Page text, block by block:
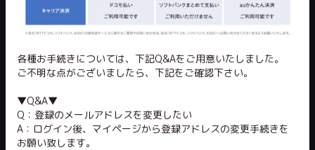
各種お手続きについては、下記Q&Aをご用意いたしました。
ご不明な点がございましたら、下記をご確認下さい。
▼Q&A▼
Q：登録のメールアドレスを変更したい
A：ログイン後、マイページから登録アドレスの変更手続きを
お願い致します。